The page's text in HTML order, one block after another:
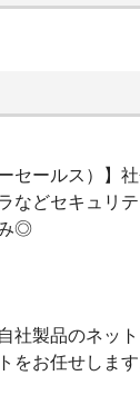
セールス）】
などセキュリ
み◎
社製品のネッ
をお任せします